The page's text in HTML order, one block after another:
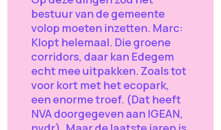
bestuur van de gemeente
volop moeten inzetten. Marc:
Klopt helemaal. Die groene
corridors, daar kan Edegem
echt mee uitpakken. Zoals tot
voor kort met het ecopark,
een enorme troef. (Dat heeft
NVA doorgegeven aan IGEAN,